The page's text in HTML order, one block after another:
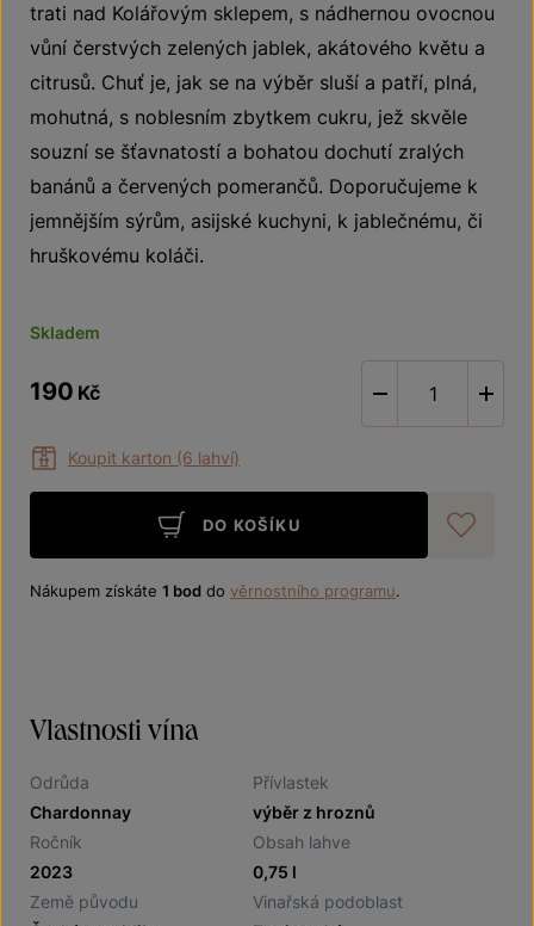
trati nad Kolářovým sklepem, s nádhernou ovocnou
vůní čerstvých zelených jablek, akátového květu a
citrusů. Chuť je, jak se na výběr sluší a patří, plná,
mohutná, s noblesním zbytkem cukru, jež skvěle
souzní se šťavnatostí a bohatou dochutí zralých
banánů a červených pomerančů. Doporučujeme k
jemnějším sýrům, asijské kuchyni, k jablečnému, či
hruškovému koláči.
Skladem
190 Kč
Koupit karton (6 lahví)
-
DO KOŠÍKU
Nákupem získáte 1 bod do věrnostního programu.
Vlastnosti vína
Odrůda
Chardonnay
Přívlastek
výběr z hroznů
Ročník
2023
Obsah lahve
0,75 l
Země původu
Vinařská podoblast